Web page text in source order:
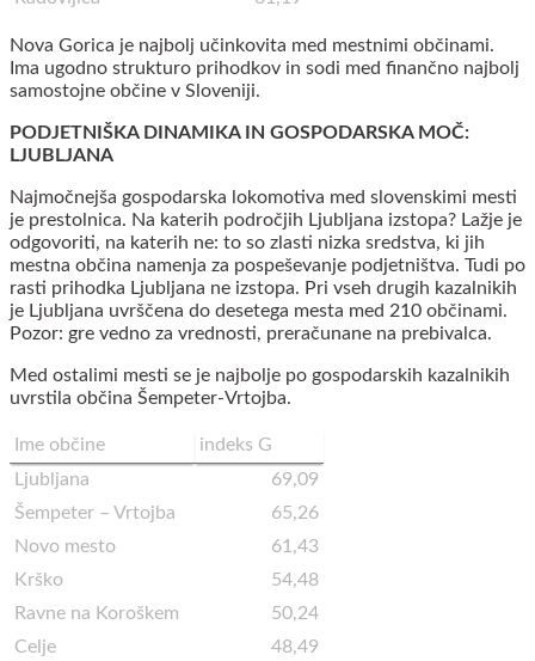
Nova Gorica je najbolj učinkovita med mestnimi občinami.
Ima ugodno strukturo prihodkov in sodi med finančno najbolj
samostojne občine v Sloveniji.
PODJETNIŠKA DINAMIKA IN GOSPODARSKA MOČ:
LJUBLJANA
Najmočnejša gospodarska lokomotiva med slovenskimi mesti
je prestolnica. Na katerih področjih Ljubljana izstopa? Lažje je
odgovoriti, na katerih ne: to so zlasti nizka sredstva, ki jih
mestna občina namenja za pospeševanje podjetništva. Tudi po
rasti prihodka Ljubljana ne izstopa. Pri vseh drugih kazalnikih
je Ljubljana uvrščena do desetega mesta med 210 občinami.
Pozor: gre vedno za vrednosti, preračunane na prebivalca.
Med ostalimi mesti se je najbolje po gospodarskih kazalnikih
uvrstila občina Šempeter-Vrtojba.
Ime občine
indeks G
Ljubljana
69,09
Šempeter – Vrtojba
65,26
Novo mesto
61,43
Krško
54,48
Ravne na Koroškem
50,24
Celje
48,49